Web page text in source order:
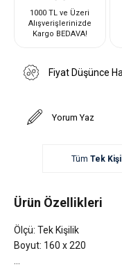
1000 TL ve Üzeri
Alışverişlerinizde
Kargo BEDAVA!
Fiyat Düşünce
Yorum Yaz
Tüm Tek
Ürün Özellikleri
Ölçü: Tek Kişilik
Boyut: 160 x 220